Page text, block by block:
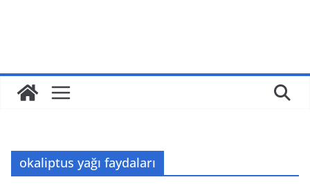
okaliptus yağı faydaları